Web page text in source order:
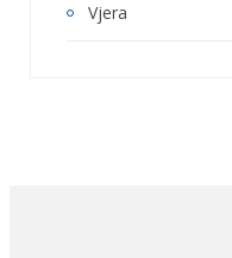
Vjera